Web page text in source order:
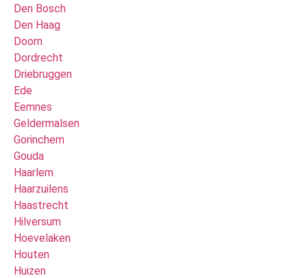
Den Bosch
Den Haag
Doorn
Dordrecht
Driebruggen
Ede
Eemnes
Geldermalsen
Gorinchem
Gouda
Haarlem
Haarzuilens
Haastrecht
Hilversum
Hoevelaken
Houten
Huizen